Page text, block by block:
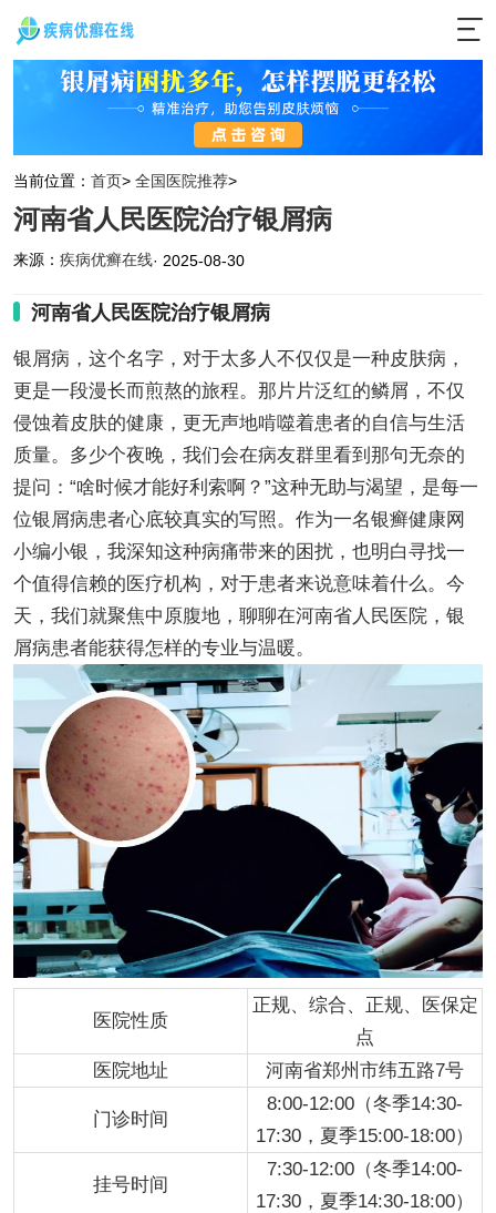
当前位置： 首页> 全国医院推荐>
河南省人民医院治疗银屑病
来源： 疾病优癣在线· 2025-08-30
河南省人民医院治疗银屑病
银屑病，这个名字，对于太多人不仅仅是一种皮肤病，
更是一段漫长而煎熬的旅程。那片片泛红的鳞屑，不仅
侵蚀着皮肤的健康，更无声地啃噬着患者的自信与生活
质量。多少个夜晚，我们会在病友群里看到那句无奈的
提问：“啥时候才能好利索啊？”这种无助与渴望，是每一
位银屑病患者心底较真实的写照。作为一名银癣健康网
小编小银，我深知这种病痛带来的困扰，也明白寻找一
个值得信赖的医疗机构，对于患者来说意味着什么。今
天，我们就聚焦中原腹地，聊聊在河南省人民医院，银
屑病患者能获得怎样的专业与温暖。
医院性质
正规、综合、正规、医保定
点
医院地址
河南省郑州市纬五路7号
门诊时间
8:00-12:00（冬季14:30-
17:30，夏季15:00-18:00）
挂号时间
7:30-12:00（冬季14:00-
17:30，夏季14:30-18:00）